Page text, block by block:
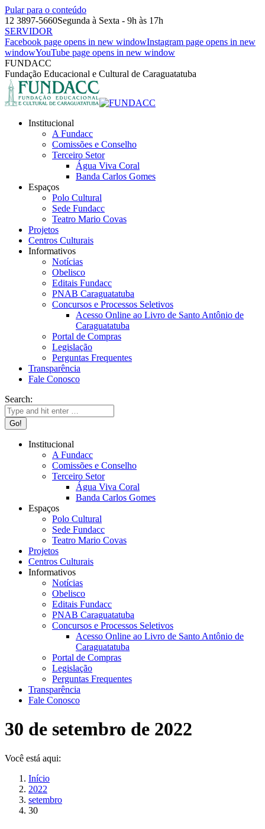
Pular para o conteúdo
12 3897-5660Segunda à Sexta - 9h às 17h
SERVIDOR
Facebook page opens in new windowInstagram page opens in new
windowYouTube page opens in new window
FUNDACC
Fundação Educacional e Cultural de Caraguatatuba
Institucional
A Fundacc
Comissões e Conselho
Terceiro Setor
Água Viva Coral
Banda Carlos Gomes
Espaços
Polo Cultural
Sede Fundacc
Teatro Mario Covas
Projetos
Centros Culturais
Informativos
Notícias
Obelisco
Editais Fundacc
PNAB Caraguatatuba
Concursos e Processos Seletivos
Acesso Online ao Livro de Santo Antônio de
Caraguatatuba
Portal de Compras
Legislação
Perguntas Frequentes
Transparência
Fale Conosco
Search:
Institucional
A Fundacc
Comissões e Conselho
Terceiro Setor
Água Viva Coral
Banda Carlos Gomes
Espaços
Polo Cultural
Sede Fundacc
Teatro Mario Covas
Projetos
Centros Culturais
Informativos
Notícias
Obelisco
Editais Fundacc
PNAB Caraguatatuba
Concursos e Processos Seletivos
Acesso Online ao Livro de Santo Antônio de
Caraguatatuba
Portal de Compras
Legislação
Perguntas Frequentes
Transparência
Fale Conosco
30 de setembro de 2022
Você está aqui:
Início
2022
setembro
30